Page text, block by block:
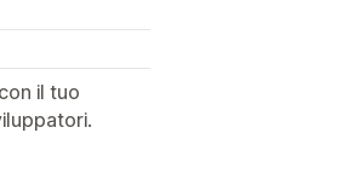
il tuo